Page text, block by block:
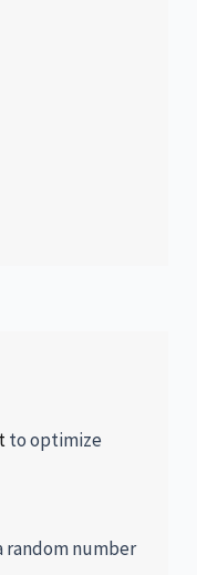
to optimize
random number